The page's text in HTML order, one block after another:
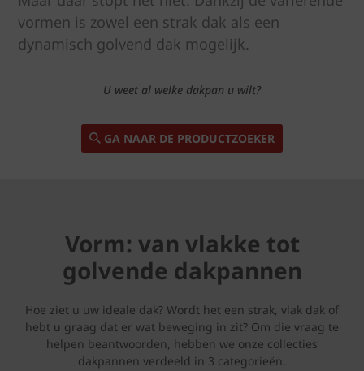
vormen is zowel een strak dak als een
dynamisch golvend dak mogelijk.
U weet al welke dakpan u wilt?
GA NAAR DE PRODUCTZOEKER
Vorm: van vlakke tot
golvende dakpannen
Hoe ziet u uw ideale dak? Wordt het een strak, vlak dak of
hebt u graag dat er wat beweging in zit? Om die vraag te
helpen beantwoorden, hebben we onze collecties
dakpannen verdeeld in 3 categorieën.